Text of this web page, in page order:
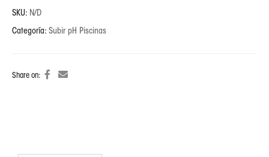
SKU: N/D
Categoría: Subir pH Piscinas
Share on: